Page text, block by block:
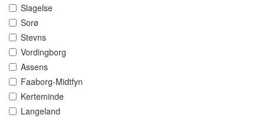
Slagelse
Sorø
Stevns
Vordingborg
Assens
Faaborg-Midtfyn
Kerteminde
Langeland